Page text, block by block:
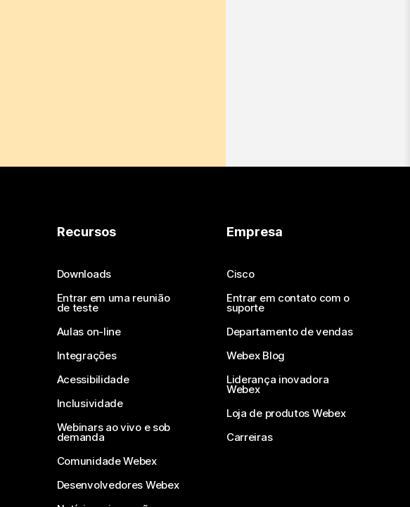
Recursos
Downloads
Entrar em uma reunião
de teste
Aulas on-line
Integrações
Acessibilidade
Inclusividade
Webinars ao vivo e sob
demanda
Comunidade Webex
Desenvolvedores Webex
Empresa
Cisco
Entrar em contato com o
suporte
Departamento de vendas
Webex Blog
Liderança inovadora
Webex
Loja de produtos Webex
Carreiras